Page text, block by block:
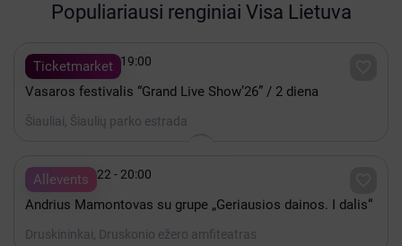
Populiariausi renginiai Visa Lietuva
Ticketmarket
 Rugpjūtis 08 - 19:00
Vasaros festivalis “Grand Live Show’26” / 2 diena
Šiauliai, Šiaulių parko estrada
Allevents
 Rugpjūtis 22 - 20:00
Andrius Mamontovas su grupe „Geriausios dainos. I dalis“
Druskininkai, Druskonio ežero amfiteatras